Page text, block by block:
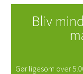
Bliv
Gør ligesom over